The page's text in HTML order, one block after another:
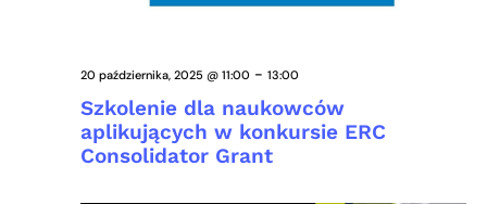
Szkolenie dla naukowców
aplikujących w konkursie ERC
Consolidator Grant
20 października, 2025 @ 11:00 - 13:00